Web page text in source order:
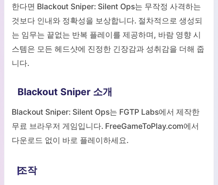
한다면 Blackout Sniper: Silent Ops는 무작정 사격하는
것보다 인내와 정확성을 보상합니다. 절차적으로 생성되
는 임무는 끝없는 반복 플레이를 제공하며, 바람 영향 시
스템은 모든 헤드샷에 진정한 긴장감과 성취감을 더해 줍
니다.
Blackout Sniper 소개
Blackout Sniper: Silent Ops는 FGTP Labs에서 제작한
무료 브라우저 게임입니다. FreeGameToPlay.com에서
다운로드 없이 바로 플레이하세요.
조작